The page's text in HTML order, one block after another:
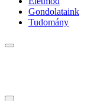
Gondolataink
Tudomány